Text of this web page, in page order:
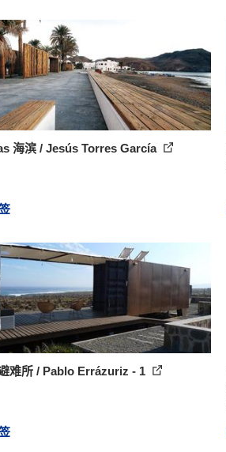
海滨 / Jesús Torres García
难所 / Pablo Errázuriz - 1